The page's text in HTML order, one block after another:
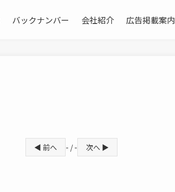
バックナンバー 会社紹介 広告掲載案内
◀ 前へ - / - 次へ ▶